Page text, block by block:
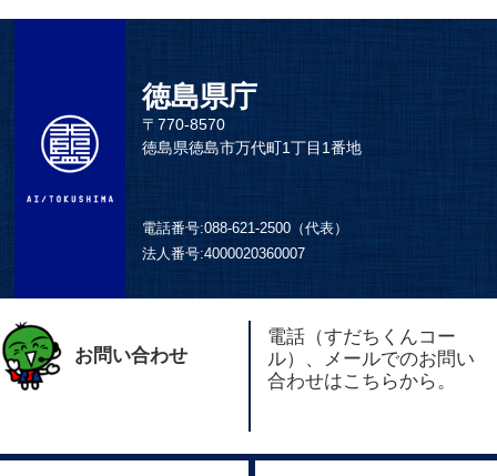
徳島県庁
〒770-8570
徳島県徳島市万代町1丁目1番地
電話番号:088-621-2500（代表）
法人番号:4000020360007
お問い合わせ
電話（すだちくんコー
ル）、メールでのお問い
合わせはこちらから。